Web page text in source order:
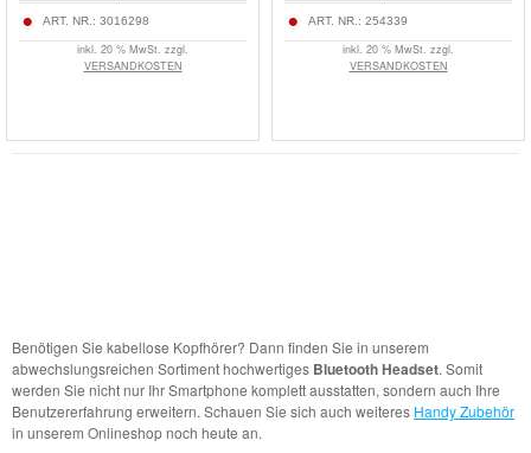
ART. NR.: 3016298
inkl. 20 % MwSt. zzgl.
VERSANDKOSTEN
ART. NR.: 254339
inkl. 20 % MwSt. zzgl.
VERSANDKOSTEN
Benötigen Sie kabellose Kopfhörer? Dann finden Sie in unserem
abwechslungsreichen Sortiment hochwertiges Bluetooth Headset. Somit
werden Sie nicht nur Ihr Smartphone komplett ausstatten, sondern auch Ihre
Benutzererfahrung erweitern. Schauen Sie sich auch weiteres Handy Zubehör
in unserem Onlineshop noch heute an.